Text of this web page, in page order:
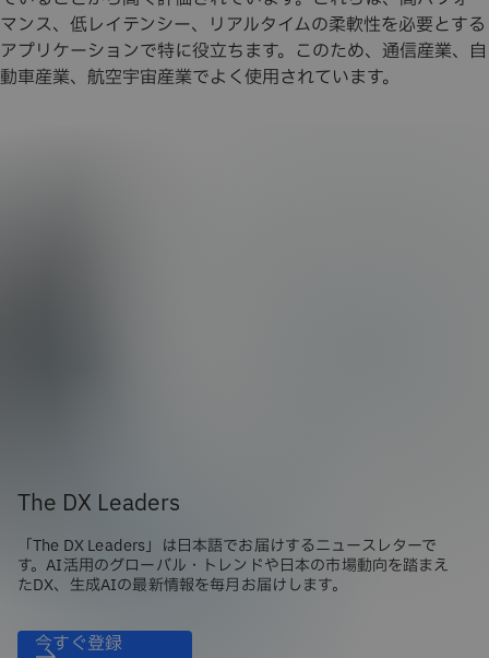
マンス、低レイテンシー、リアルタイムの柔軟性を必要とする
アプリケーションで特に役立ちます。このため、通信産業、自
動車産業、航空宇宙産業でよく使用されています。
The DX Leaders
「The DX Leaders」は日本語でお届けするニュースレターで
す。AI活用のグローバル・トレンドや日本の市場動向を踏まえ
たDX、生成AIの最新情報を毎月お届けします。
今すぐ登録